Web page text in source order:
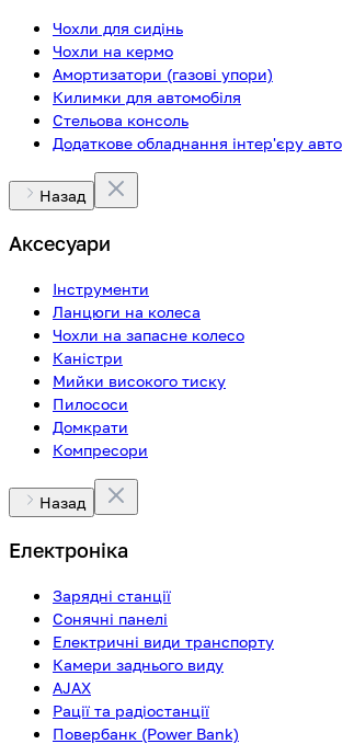
Чохли для сидінь
Чохли на кермо
Амортизатори (газові упори)
Килимки для автомобіля
Стельова консоль
Додаткове обладнання інтер'єру авто
Назад
Аксесуари
Інструменти
Ланцюги на колеса
Чохли на запасне колесо
Каністри
Мийки високого тиску
Пилососи
Домкрати
Компресори
Назад
Електроніка
Зарядні станції
Сонячні панелі
Електричні види транспорту
Камери заднього виду
AJAX
Рації та радіостанції
Повербанк (Power Bank)